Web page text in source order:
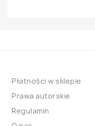
Płatności w sklepie
Prawa autorskie
Regulamin